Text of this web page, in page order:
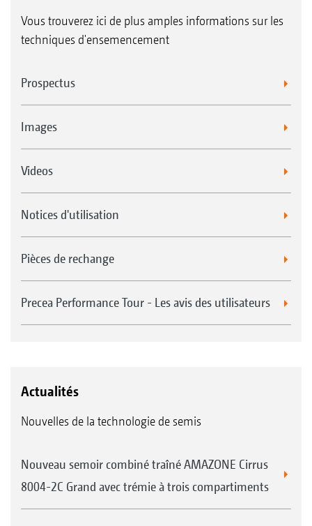
Vous trouverez ici de plus amples informations sur les
techniques d'ensemencement
Prospectus
Images
Videos
Notices d'utilisation
Pièces de rechange
Precea Performance Tour - Les avis des utilisateurs
Actualités
Nouvelles de la technologie de semis
Nouveau semoir combiné traîné AMAZONE Cirrus
8004-2C Grand avec trémie à trois compartiments